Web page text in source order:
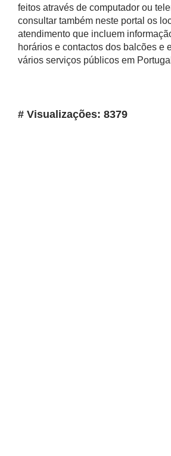
feitos através de computador ou
consultar também neste portal os
atendimento que incluem
horários e contactos dos balcões e
vários serviços públicos em Portugal
# Visualizações: 8379